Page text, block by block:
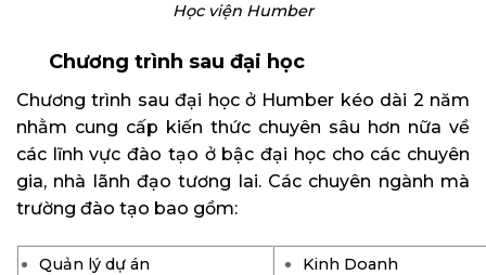
Học viện Humber
Chương trình sau đại học
Chương trình sau đại học ở Humber kéo dài 2 năm
nhằm cung cấp kiến thức chuyên sâu hơn nữa về
các lĩnh vực đào tạo ở bậc đại học cho các chuyên
gia, nhà lãnh đạo tương lai. Các chuyên ngành mà
trường đào tạo bao gồm:
Quản lý dự án Kinh Doanh